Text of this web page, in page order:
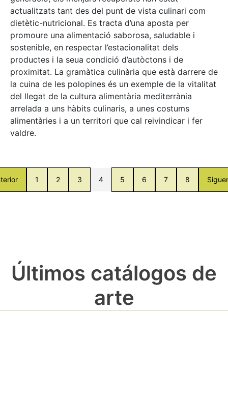
actualitzats tant des del punt de vista culinari com
dietètic-nutricional. Es tracta d’una aposta per
promoure una alimentació saborosa, saludable i
sostenible, en respectar l’estacionalitat dels
productes i la seua condició d’autòctons i de
proximitat. La gramàtica culinària que està darrere de
la cuina de les polopines és un exemple de la vitalitat
del llegat de la cultura alimentària mediterrània
arrelada a uns hàbits culinaris, a unes costums
alimentàries i a un territori que cal reivindicar i fer
valdre.
1 2 3 4 5 6 7 8
Últimos catálogos de
arte